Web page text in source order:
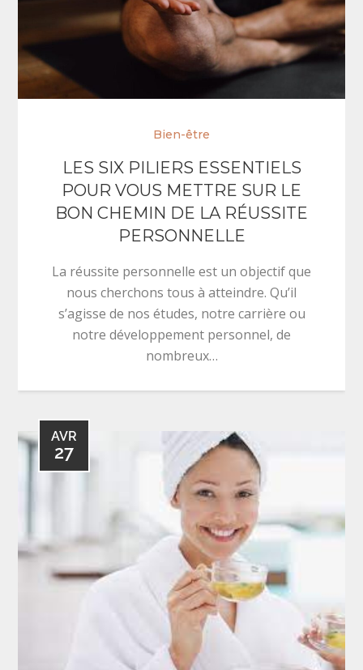
Bien-être
LES SIX PILIERS ESSENTIELS
POUR VOUS METTRE SUR LE
BON CHEMIN DE LA RÉUSSITE
PERSONNELLE
La réussite personnelle est un objectif que
nous cherchons tous à atteindre. Qu’il
s’agisse de nos études, notre carrière ou
notre développement personnel, de
nombreux…
AVR
27